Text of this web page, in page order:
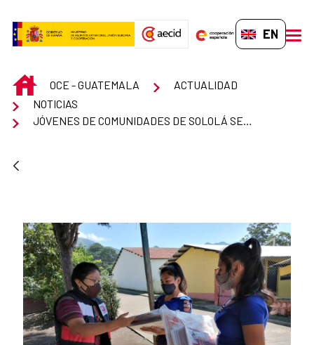
EN-GB
INICIOOCE - GUATEMALA
ACTUALIDAD
NOTICIAS